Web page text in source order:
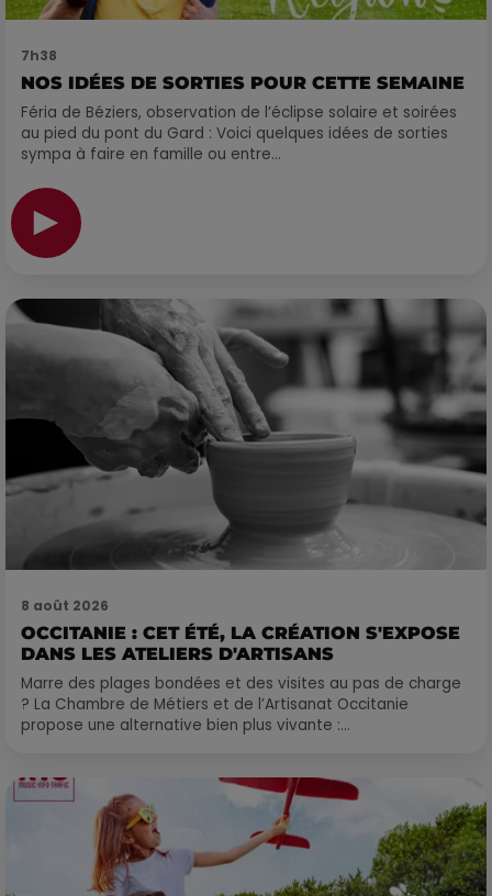
7h38
NOS IDÉES DE SORTIES POUR CETTE SEMAINE
Féria de Béziers, observation de l’éclipse solaire et soirées
au pied du pont du Gard : Voici quelques idées de sorties
sympa à faire en famille ou entre...
8 août 2026
OCCITANIE : CET ÉTÉ, LA CRÉATION S'EXPOSE
DANS LES ATELIERS D'ARTISANS
Marre des plages bondées et des visites au pas de charge
? La Chambre de Métiers et de l’Artisanat Occitanie
propose une alternative bien plus vivante :...